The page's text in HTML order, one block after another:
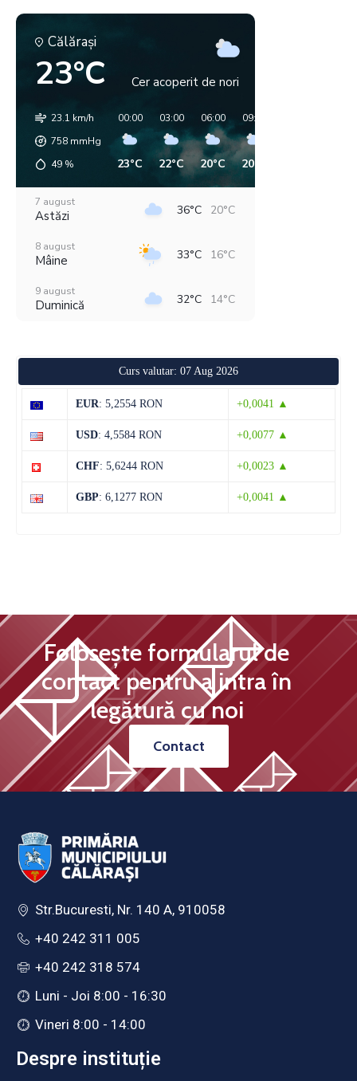
Călăraşi
23°C Cer acoperit de nori
23.1 km/h
758 mmHg
49 %
00:00
23°C
03:00
22°C
06:00
20°C
09:00
20°C
7 august
Astăzi 36°C 20°C
8 august
Mâine 33°C 16°C
9 august
Duminică 32°C 14°C
36°C 18°C
Miercuri
13 august
Curs valutar: 07 Aug 2026
EUR: 5,2554 RON +0,0041 ▲
USD: 4,5584 RON +0,0077 ▲
CHF: 5,6244 RON +0,0023 ▲
GBP: 6,1277 RON +0,0041 ▲
Folosește formularul de
contact pentru a intra în
legătură cu noi
Contact
Str.Bucuresti, Nr. 140 A, 910058
+40 242 311 005
+40 242 318 574
Luni - Joi 8:00 - 16:30
Vineri 8:00 - 14:00
Despre instituție